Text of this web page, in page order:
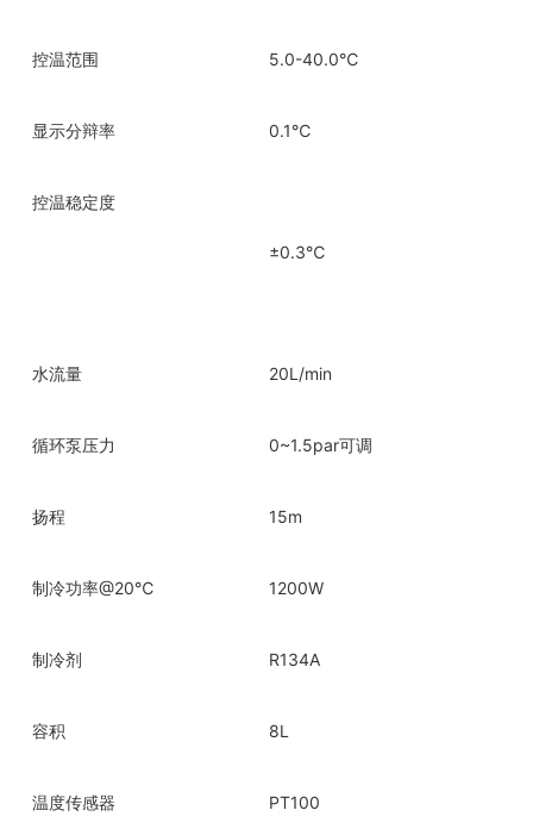
控温范围 5.0-40.0℃
显示分辩率 0.1℃
控温稳定度
±0.3℃
水流量 20L/min
循环泵压力 0~1.5par可调
扬程 15m
制冷功率@20℃ 1200W
制冷剂 R134A
容积 8L
温度传感器 PT100